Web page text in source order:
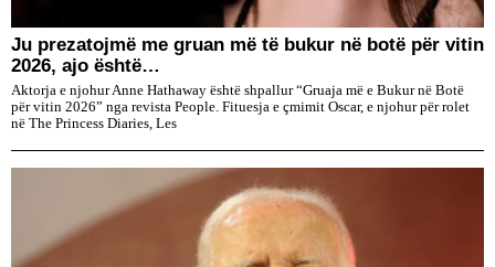
Ju prezatojmë me gruan më të bukur në botë për vitin
2026, ajo është…
Aktorja e njohur Anne Hathaway është shpallur “Gruaja më e Bukur në Botë
për vitin 2026” nga revista People. Fituesja e çmimit Oscar, e njohur për rolet
në The Princess Diaries, Les